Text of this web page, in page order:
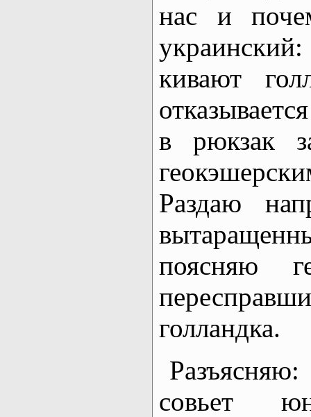
нас и
кивают
в рюкзак
Раздаю
поясняю
голландка.
Разъясняю:
совьет